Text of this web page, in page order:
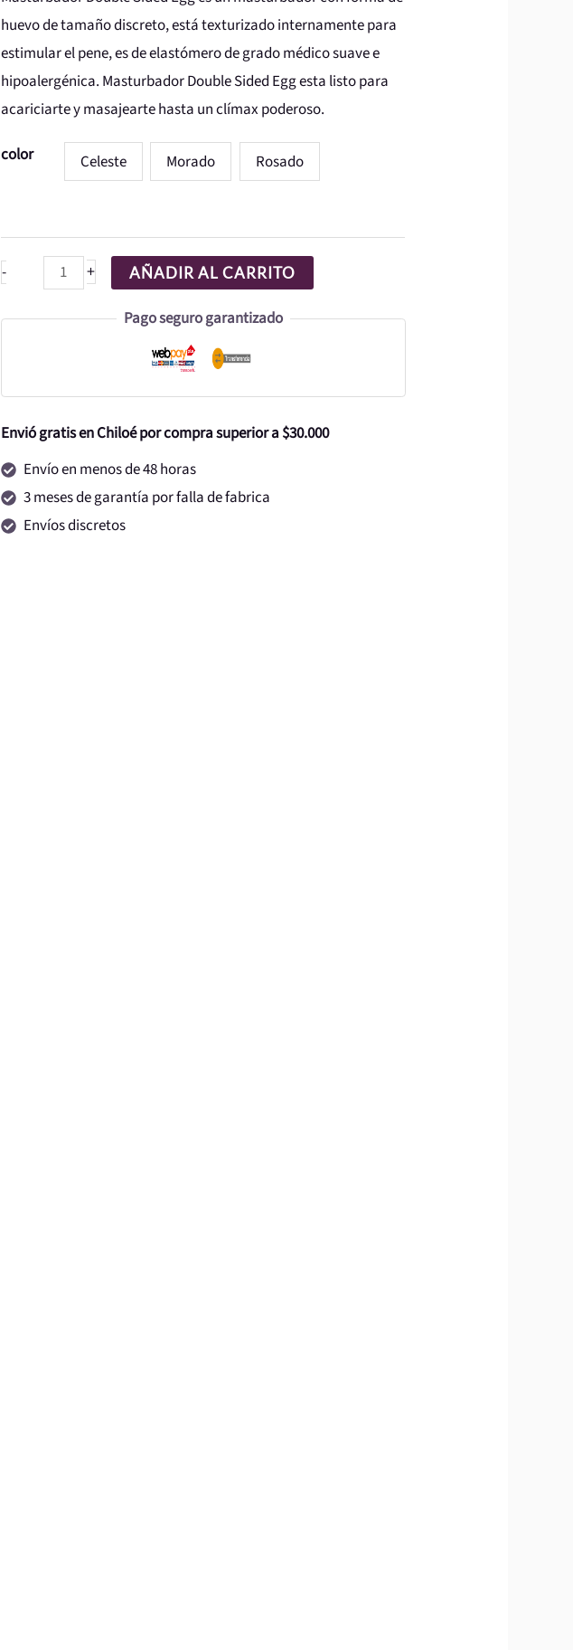
huevo de tamaño discreto, está texturizado internamente para
estimular el pene, es de elastómero de grado médico suave e
hipoalergénica. Masturbador Double Sided Egg esta listo para
acariciarte y masajearte hasta un clímax poderoso.
color Celeste Morado Rosado
-
Love
cantidad
+ AÑADIR AL CARRITO
Pago seguro garantizado
Envió gratis en Chiloé por compra superior a $30.000
Envío en menos de 48 horas
3 meses de garantía por falla de fabrica
Envíos discretos